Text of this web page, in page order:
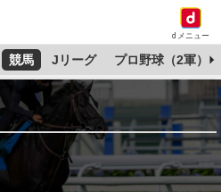
dメニュー
競馬 Jリーグ プロ野球（2軍）